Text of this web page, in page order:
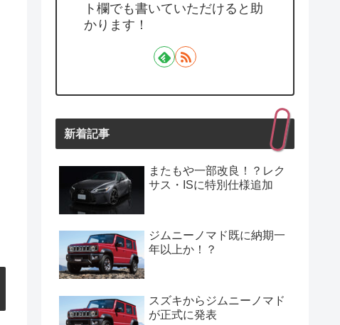
ト欄でも書いていただけると助
かります！
新着記事
またもや一部改良！？レク
サス・ISに特別仕様追加
ジムニーノマド既に納期一
年以上か！？
スズキからジムニーノマド
が正式に発表